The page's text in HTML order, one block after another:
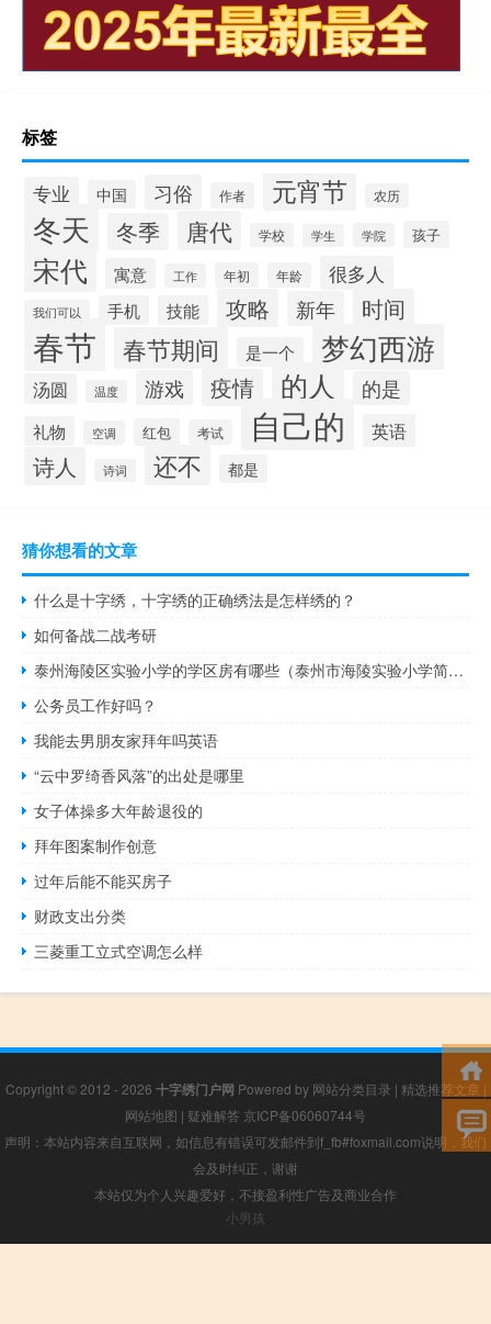
标签
专业 中国 习俗 作者 元宵节 农历
冬天 冬季 唐代 学校 学生 学院 孩子
宋代 寓意 工作 年初 年龄 很多人
我们可以 手机 技能 攻略 新年 时间
春节 春节期间 是一个 梦幻西游
汤圆 温度 游戏 疫情 的人 的是
礼物 空调 红包 考试 自己的 英语
诗人 诗词 还不 都是
猜你想看的文章
什么是十字绣，十字绣的正确绣法是怎样绣的？
如何备战二战考研
泰州海陵区实验小学的学区房有哪些（泰州市海陵实验小学简介）
公务员工作好吗？
我能去男朋友家拜年吗英语
“云中罗绮香风落”的出处是哪里
女子体操多大年龄退役的
拜年图案制作创意
过年后能不能买房子
财政支出分类
三菱重工立式空调怎么样
Copyright © 2012 - 2026 十字绣门户网 Powered by 网站分类目录 | 精选推荐文章 |
网站地图 | 疑难解答 京ICP备06060744号
声明：本站内容来自互联网，如信息有错误可发邮件到f_fb#foxmail.com说明，我们
会及时纠正，谢谢
本站仅为个人兴趣爱好，不接盈利性广告及商业合作
小男孩